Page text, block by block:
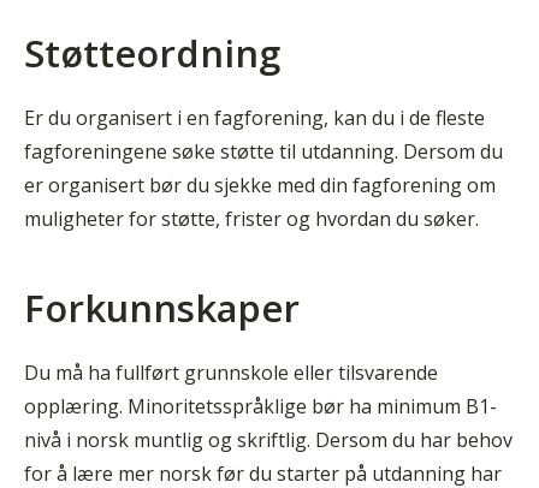
Støtteordning
Er du organisert i en fagforening, kan du i de fleste
fagforeningene søke støtte til utdanning. Dersom du
er organisert bør du sjekke med din fagforening om
muligheter for støtte, frister og hvordan du søker.
Forkunnskaper
Du må ha fullført grunnskole eller tilsvarende
opplæring. Minoritetsspråklige bør ha minimum B1-
nivå i norsk muntlig og skriftlig. Dersom du har behov
for å lære mer norsk før du starter på utdanning har